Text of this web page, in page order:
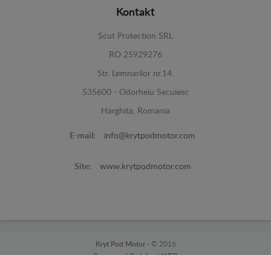
Kontakt
Scut Protection SRL
RO 25929276
Str. Lemnarilor nr.14.
535600 - Odorheiu Secuiesc
Harghita, Romania
E-mail: info@krytpodmotor.com
Site: www.krytpodmotor.com
Kryt Pod Motor - © 2016